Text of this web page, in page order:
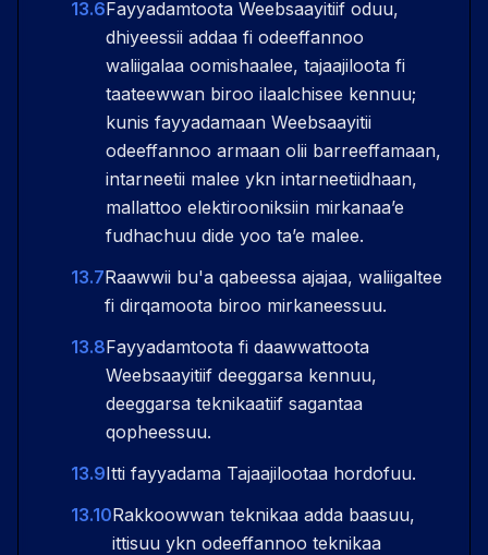
13.6Fayyadamtoota Weebsaayitiif oduu,
dhiyeessii addaa fi odeeffannoo
waliigalaa oomishaalee, tajaajiloota fi
taateewwan biroo ilaalchisee kennuu;
kunis fayyadamaan Weebsaayitii
odeeffannoo armaan olii barreeffamaan,
intarneetii malee ykn intarneetiidhaan,
mallattoo elektirooniksiin mirkanaaʼe
fudhachuu dide yoo taʼe malee.
13.7Raawwii bu'a qabeessa ajajaa, waliigaltee
fi dirqamoota biroo mirkaneessuu.
13.8Fayyadamtoota fi daawwattoota
Weebsaayitiif deeggarsa kennuu,
deeggarsa teknikaatiif sagantaa
qopheessuu.
13.9Itti fayyadama Tajaajilootaa hordofuu.
13.10Rakkoowwan teknikaa adda baasuu,
ittisuu ykn odeeffannoo teknikaa